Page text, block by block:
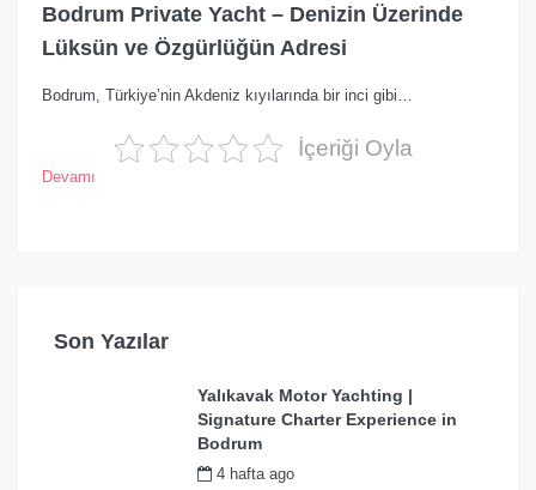
Bodrum Private Yacht – Denizin Üzerinde
Lüksün ve Özgürlüğün Adresi
Bodrum, Türkiye’nin Akdeniz kıyılarında bir inci gibi…
İçeriği Oyla
Devamı
Son Yazılar
Yalıkavak Motor Yachting |
Signature Charter Experience in
Bodrum
4 hafta ago